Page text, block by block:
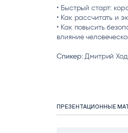
• Быстрый старт:
• Как рассчитать и
• Как повысить
влияние
Спикер:Дмитрий
ПРЕЗЕНТАЦИОННЫЕ